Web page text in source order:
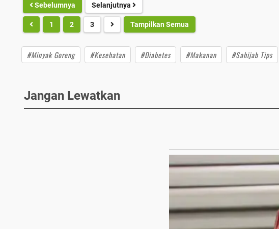
Sebelumnya Selanjutnya
1 2 3 Tampilkan Semua
#Minyak Goreng #Kesehatan #Diabetes #Makanan #Sahijab Tips
Jangan Lewatkan